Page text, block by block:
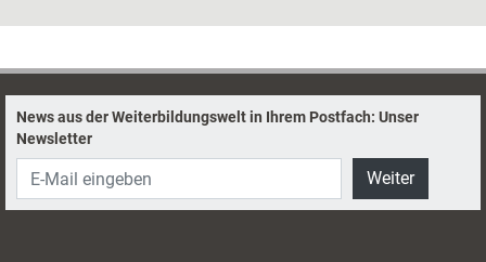
News aus der Weiterbildungswelt in Ihrem Postfach: Unser
Newsletter
Weiter